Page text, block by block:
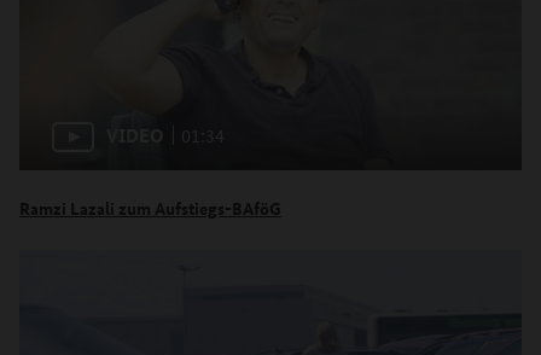
Ramzi Lazali zum Aufstiegs-BAföG
VIDEO